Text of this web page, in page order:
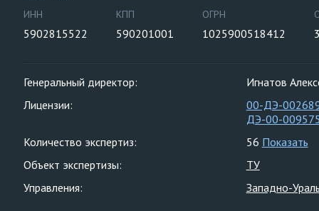
ИНН
5902815522
КПП
590201001
ОГРН
1025900518412
Генеральный директор:
Игнатов
Лицензии:
00-ДЭ-
ДЭ-00-
Количество экспертиз:
56 Показать
Объект экспертизы:
ТУ
Управления:
Западно-